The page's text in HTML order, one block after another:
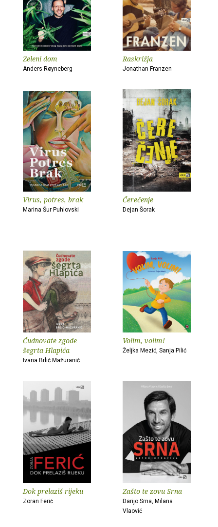
Zeleni dom
Anders Røyneberg
Raskrižja
Jonathan Franzen
Virus, potres, brak
Marina Šur Puhlovski
Čerečenje
Dejan Šorak
Čudnovate zgode
šegrta Hlapića
Ivana Brlić Mažuranić
Volim, volim!
Željka Mezić, Sanja Pilić
Dok prelaziš rijeku
Zoran Ferić
Zašto te zovu Srna
Darijo Srna, Milana
Vlaović